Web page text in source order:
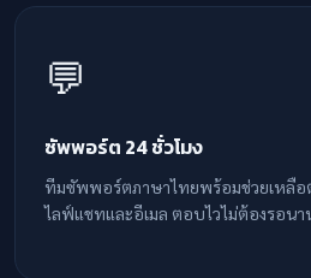
💬
ซัพพอร์ต 24 ชั่วโมง
ทีมซัพพอร์ตภาษาไทยพร้อมช่วยเหลือ
ไลฟ์แชทและอีเมล ตอบไวไม่ต้องรอนา